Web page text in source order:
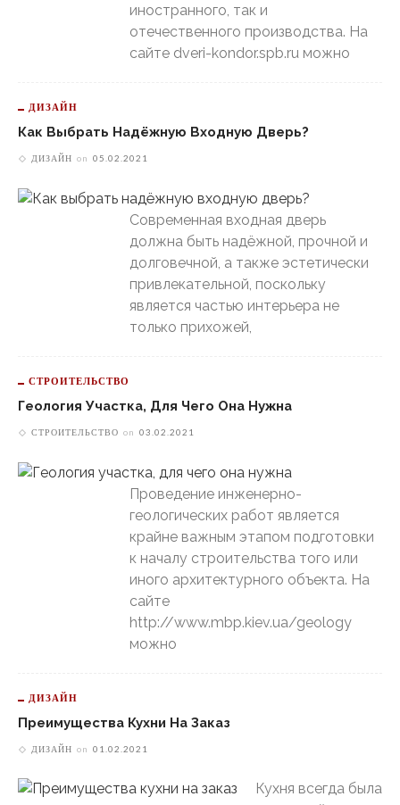
иностранного, так и
отечественного производства. На
сайте dveri-kondor.spb.ru можно
ДИЗАЙН
Как Выбрать Надёжную Входную Дверь?
ДИЗАЙН on 05.02.2021
Современная входная дверь
должна быть надёжной, прочной и
долговечной, а также эстетически
привлекательной, поскольку
является частью интерьера не
только прихожей,
СТРОИТЕЛЬСТВО
Геология Участка, Для Чего Она Нужна
СТРОИТЕЛЬСТВО on 03.02.2021
Проведение инженерно-
геологических работ является
крайне важным этапом подготовки
к началу строительства того или
иного архитектурного объекта. На
сайте
http://www.mbp.kiev.ua/geology
можно
ДИЗАЙН
Преимущества Кухни На Заказ
ДИЗАЙН on 01.02.2021
Кухня всегда была